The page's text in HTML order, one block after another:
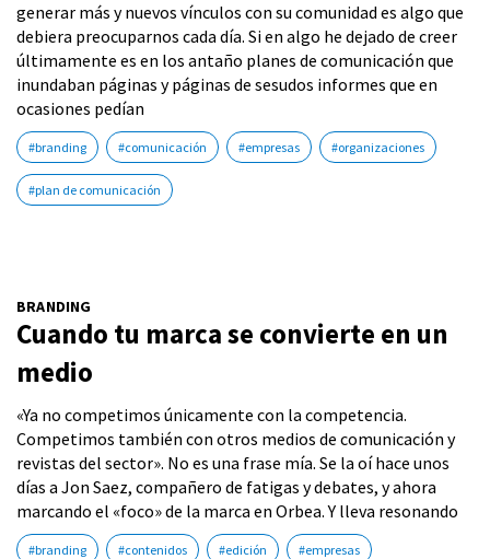
generar más y nuevos vínculos con su comunidad es algo que
debiera preocuparnos cada día. Si en algo he dejado de creer
últimamente es en los antaño planes de comunicación que
inundaban páginas y páginas de sesudos informes que en
ocasiones pedían
#branding #comunicación #empresas #organizaciones
#plan de comunicación
BRANDING
Cuando tu marca se convierte en un
medio
«Ya no competimos únicamente con la competencia.
Competimos también con otros medios de comunicación y
revistas del sector». No es una frase mía. Se la oí hace unos
días a Jon Saez, compañero de fatigas y debates, y ahora
marcando el «foco» de la marca en Orbea. Y lleva resonando
#branding #contenidos #edición #empresas